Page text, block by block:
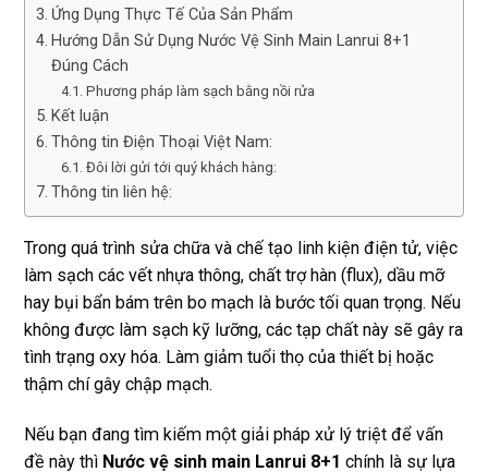
Ứng Dụng Thực Tế Của Sản Phẩm
Hướng Dẫn Sử Dụng Nước Vệ Sinh Main Lanrui 8+1
Đúng Cách
Phương pháp làm sạch bằng nồi rửa
Kết luận
Thông tin Điện Thoại Việt Nam:
Đôi lời gửi tới quý khách hàng:
Thông tin liên hệ:
Trong quá trình sửa chữa và chế tạo linh kiện điện tử, việc
làm sạch các vết nhựa thông, chất trợ hàn (flux), dầu mỡ
hay bụi bẩn bám trên bo mạch là bước tối quan trọng. Nếu
không được làm sạch kỹ lưỡng, các tạp chất này sẽ gây ra
tình trạng oxy hóa. Làm giảm tuổi thọ của thiết bị hoặc
thậm chí gây chập mạch.
Nếu bạn đang tìm kiếm một giải pháp xử lý triệt để vấn
đề này thì Nước vệ sinh main Lanrui 8+1 chính là sự lựa